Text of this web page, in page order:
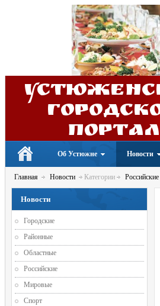
портал
Об Устюжне Новости
Главная Новости Категории Российские
Новости
Городские
Районные
Областные
Российские
Мировые
Спорт